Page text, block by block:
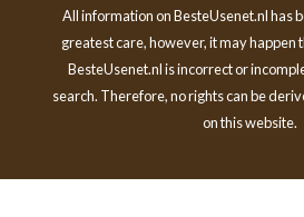
All information on BesteUsenet.nl has
greatest care, however, it may happen
BesteUsenet.nl is incorrect or
search. Therefore, no rights can be
on this website.